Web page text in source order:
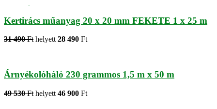
Kertirács műanyag 20 x 20 mm FEKETE 1 x 25 m
31 490 Ft helyett 28 490 Ft
Árnyékolóháló 230 grammos 1,5 m x 50 m
49 530 Ft helyett 46 900 Ft